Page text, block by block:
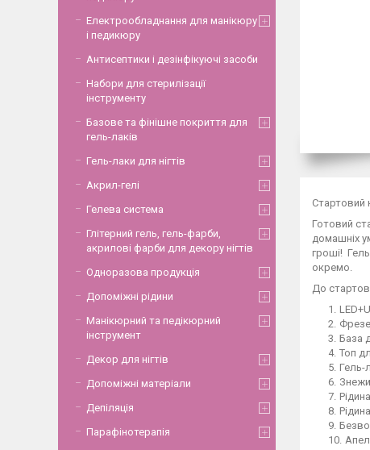
Стартовий
Готовий
домашніх
гроші!
окремо.
До
База
Топ
Гель-
Електрообладнання для манікюру
і педикюру
Антисептики і дезінфікуючі засоби
Набори для стерилізації
інструменту
Базове та фінішне покриття для
гель-лаків
Гель-лаки для нігтів
Акрил-гелі
Гелева система
Глітерний гель, гель-фарби,
акрилові фарби для декору нігтів
Одноразова продукція
Допоміжні рідини
Манікюрний та педікюрний
інструмент
Декор для нігтів
Допоміжні матеріали
Депіляція
Парафінотерапія